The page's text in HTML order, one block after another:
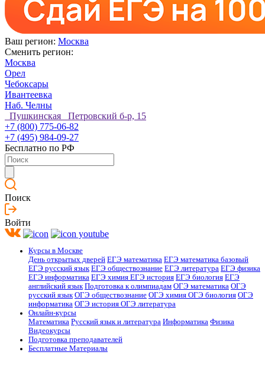
Ваш регион: Москва
Сменить регион:
Москва
Орел
Чебоксары
Ивантеевка
Наб. Челны
Пушкинская Петровский б-р, 15
+7 (800) 775-06-82
+7 (495) 984-09-27
Бесплатно по РФ
Поиск
Войти
Курсы в Москве
День открытых дверей ЕГЭ математика ЕГЭ математика базовый
ЕГЭ русский язык ЕГЭ обществознание ЕГЭ литература ЕГЭ физика
ЕГЭ информатика ЕГЭ химия ЕГЭ история ЕГЭ биология ЕГЭ
английский язык Подготовка к олимпиадам ОГЭ математика ОГЭ
русский язык ОГЭ обществознание ОГЭ химия ОГЭ биология ОГЭ
информатика ОГЭ история ОГЭ литература
Онлайн-курсы
Математика Русский язык и литература Информатика Физика
Видеокурсы
Подготовка преподавателей
Бесплатные Материалы